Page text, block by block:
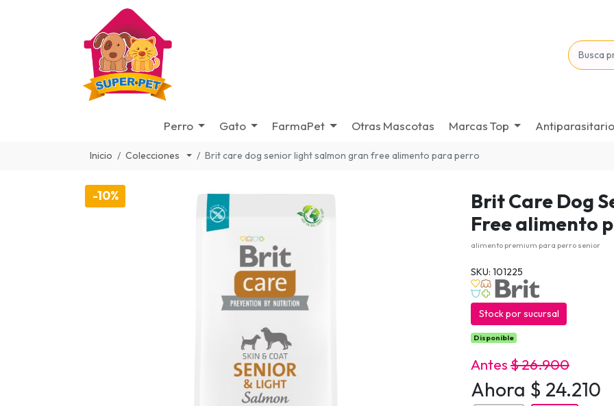
Perro Gato FarmaPet Otras Mascotas Marcas Top
Inicio Colecciones Brit care dog senior light salmon gran free alimento para perro
-10%
Brit Care Dog
Free alimento
alimento premium para perro senior
SKU: 101225
Stock por sucursal
Disponible
Antes$ 26.900
Ahora $ 24.210